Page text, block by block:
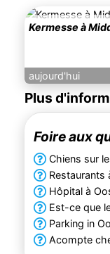
Kermesse à
aujourd'hui
Plus
Foire aux
Chiens sur
Restaurants
Hôpital à
Est-ce que
Parking in
Acompte